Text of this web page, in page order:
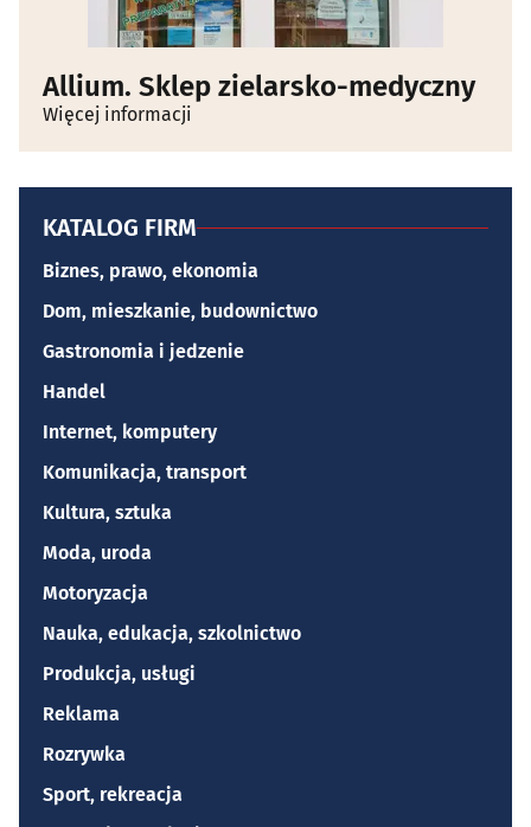
Allium. Sklep zielarsko-medyczny
Więcej informacji
KATALOG FIRM
Biznes, prawo, ekonomia
Dom, mieszkanie, budownictwo
Gastronomia i jedzenie
Handel
Internet, komputery
Komunikacja, transport
Kultura, sztuka
Moda, uroda
Motoryzacja
Nauka, edukacja, szkolnictwo
Produkcja, usługi
Reklama
Rozrywka
Sport, rekreacja